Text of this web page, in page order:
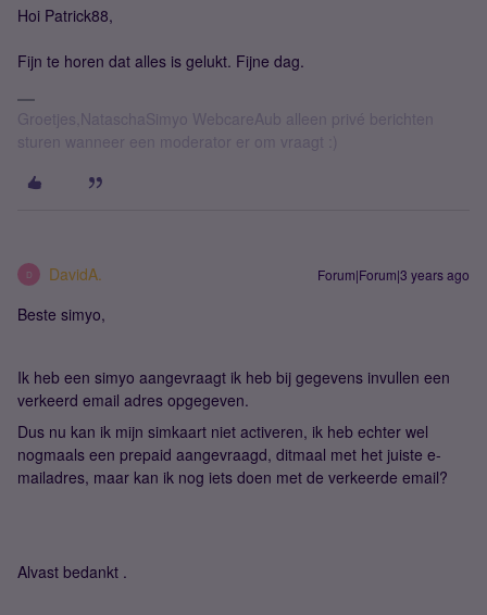
Hoi Patrick88,
Fijn te horen dat alles is gelukt. Fijne dag.
Groetjes,NataschaSimyo WebcareAub alleen privé berichten
sturen wanneer een moderator er om vraagt :)
D DavidA. Forum|Forum|3 years ago
Beste simyo,
Ik heb een simyo aangevraagt ik heb bij gegevens invullen een
verkeerd email adres opgegeven.
Dus nu kan ik mijn simkaart niet activeren, ik heb echter wel
nogmaals een prepaid aangevraagd, ditmaal met het juiste e-
mailadres, maar kan ik nog iets doen met de verkeerde email?
Alvast bedankt .